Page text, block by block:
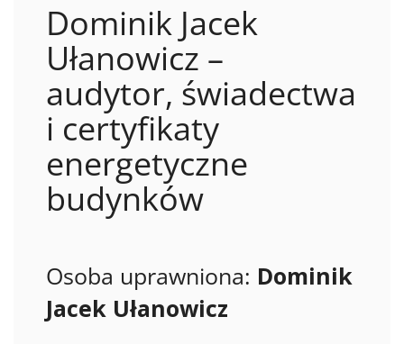
Dominik Jacek
Ułanowicz –
audytor, świadectwa
i certyfikaty
energetyczne
budynków
Osoba uprawniona: Dominik
Jacek Ułanowicz